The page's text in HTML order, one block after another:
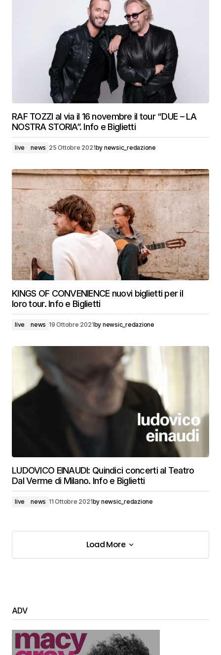
RAF TOZZI al via il 16 novembre il tour “DUE – LA
NOSTRA STORIA”. Info e Biglietti
live news 25 Ottobre 2021by newsic_redazione
KINGS OF CONVENIENCE nuovi biglietti per il
loro tour. Info e Biglietti
live news 19 Ottobre 2021by newsic_redazione
LUDOVICO EINAUDI: Quindici concerti al Teatro
Dal Verme di Milano. Info e Biglietti
live news 11 Ottobre 2021by newsic_redazione
Load More
Load More
ADV